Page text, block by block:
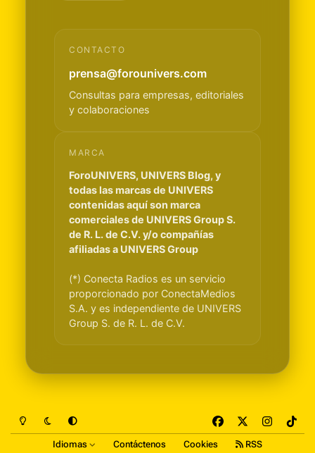
CONTACTO
prensa@forounivers.com
Consultas para empresas, editoriales
y colaboraciones
MARCA
ForoUNIVERS, UNIVERS Blog, y
todas las marcas de UNIVERS
contenidas aquí son marca
comerciales de UNIVERS Group S.
de R. L. de C.V. y/o compañías
afiliadas a UNIVERS Group
(*) Conecta Radios es un servicio
proporcionado por ConectaMedios
S.A. y es independiente de UNIVERS
Group S. de R. L. de C.V.
Light ModeDark ModeSystem Preference
a
n
i
Idiomas Contáctenos Cookies RSS